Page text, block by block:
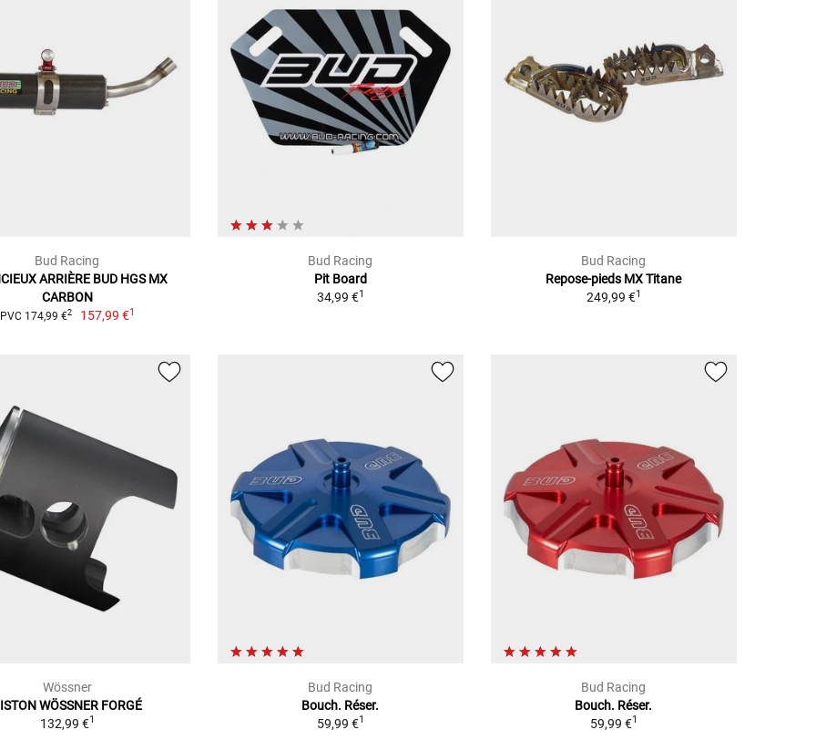
Bud Racing
ARRIÈRE BUD HGS MX
CARBON
PVC 174,99 €2 157,99 €1
Bud Racing
Pit Board
34,99 €1
Bud Racing
Repose-pieds MX Titane
249,99 €1
Wössner
WÖSSNER FORGÉ
132,99 €1
Bud Racing
Bouch. Réser.
59,99 €1
Bud Racing
Bouch. Réser.
59,99 €1